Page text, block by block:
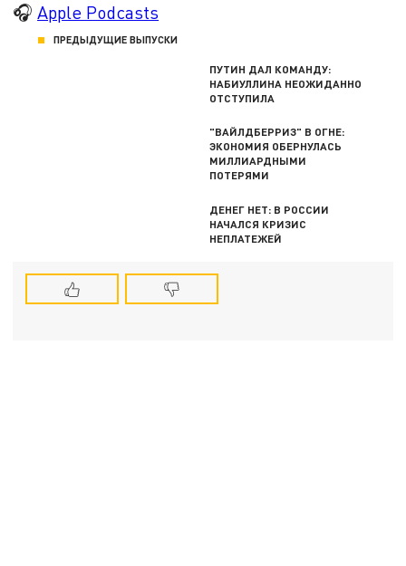
🎧 Apple Podcasts
ПРЕДЫДУЩИЕ ВЫПУСКИ
ПУТИН ДАЛ КОМАНДУ:
НАБИУЛЛИНА НЕОЖИДАННО
ОТСТУПИЛА
"ВАЙЛДБЕРРИЗ" В ОГНЕ:
ЭКОНОМИЯ ОБЕРНУЛАСЬ
МИЛЛИАРДНЫМИ
ПОТЕРЯМИ
ДЕНЕГ НЕТ: В РОССИИ
НАЧАЛСЯ КРИЗИС
НЕПЛАТЕЖЕЙ